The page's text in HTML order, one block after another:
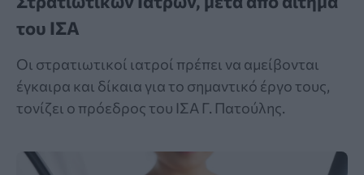
του ΙΣΑ
Οι στρατιωτικοί ιατροί πρέπει να αμείβονται
έγκαιρα και δίκαια για το σημαντικό έργο τους,
τονίζει ο πρόεδρος του ΙΣΑ Γ. Πατούλης.